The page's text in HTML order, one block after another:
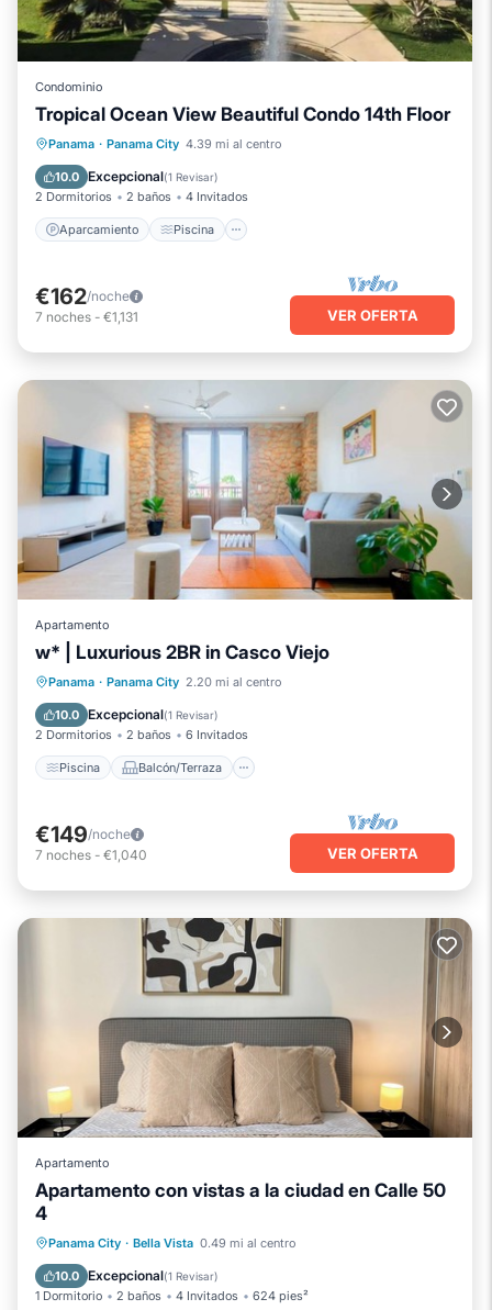
Condominio
Tropical Ocean View Beautiful Condo 14th Floor
Panama · Panama City 4.39 mi al centro
10.0 Excepcional(1 Revisar)
2 Dormitorios 2 baños 4 Invitados
Aparcamiento Piscina
Aparcamiento
Piscina
Aire acondicionado
€162/noche
7 noches - €1,131 VER OFERTA
Apartamento
w* | Luxurious 2BR in Casco Viejo
Panama · Panama City 2.20 mi al centro
10.0 Excepcional(1 Revisar)
2 Dormitorios 2 baños 6 Invitados
Piscina Balcón/Terraza
Piscina Balcón/Terraza
Aire acondicionado
€149/noche
7 noches - €1,040 VER OFERTA
Apartamento
Apartamento con vistas a la ciudad en Calle 50
4
Panama City · Bella Vista 0.49 mi al centro
10.0 Excepcional(1 Revisar)
1 Dormitorio 2 baños 4 Invitados 624 pies²
Aparcamiento Piscina
Balcón/Terraza